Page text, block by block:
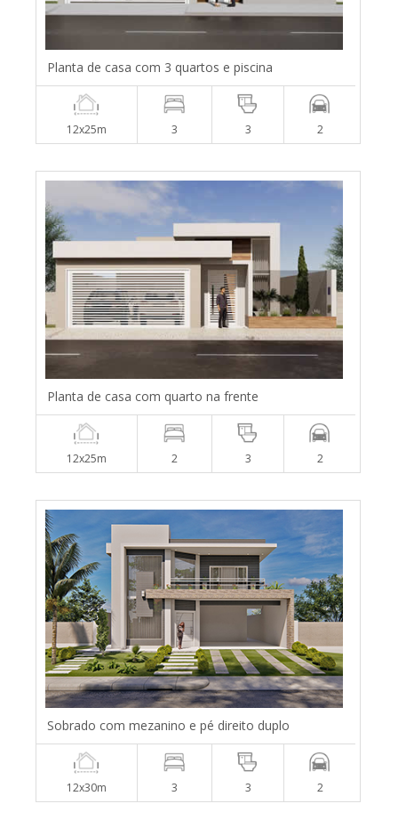
Planta de casa com 3 quartos e piscina
12x25m 3 3 2
Planta de casa com quarto na frente
12x25m 2 3 2
Sobrado com mezanino e pé direito duplo
12x30m 3 3 2